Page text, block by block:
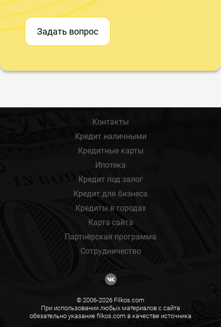
Задать вопрос
Контакты
Кредит наличными
Кредитные карты
Ипотека
Кредит под залог
Кредит для бизнеса
Кредиты в городах
Карта сайта
Партнёрская программа
Сотрудничество
© 2006-2026 Filkos.com
При использовании любых материалов с сайта
обязательно указание filkos.com в качестве источника